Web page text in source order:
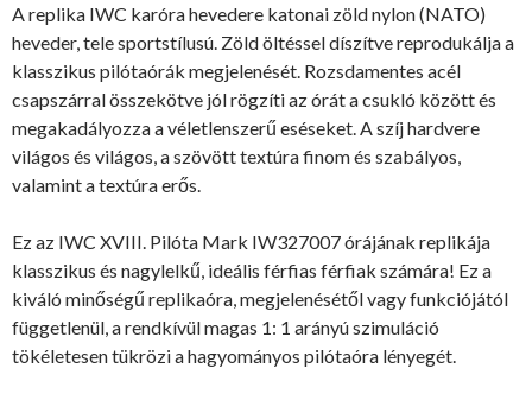
A replika IWC karóra hevedere katonai zöld nylon (NATO)
heveder, tele sportstílusú. Zöld öltéssel díszítve reprodukálja a
klasszikus pilótaórák megjelenését. Rozsdamentes acél
csapszárral összekötve jól rögzíti az órát a csukló között és
megakadályozza a véletlenszerű eséseket. A szíj hardvere
világos és világos, a szövött textúra finom és szabályos,
valamint a textúra erős.
Ez az IWC XVIII. Pilóta Mark IW327007 órájának replikája
klasszikus és nagylelkű, ideális férfias férfiak számára! Ez a
kiváló minőségű replikaóra, megjelenésétől vagy funkciójától
függetlenül, a rendkívül magas 1: 1 arányú szimuláció
tökéletesen tükrözi a hagyományos pilótaóra lényegét.